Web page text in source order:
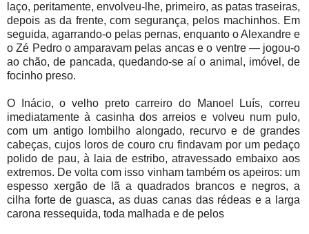
laço, peritamente, envolveu-lhe, primeiro, as patas traseiras,
depois as da frente, com segurança, pelos machinhos. Em
seguida, agarrando-o pelas pernas, enquanto o Alexandre e
o Zé Pedro o amparavam pelas ancas e o ventre — jogou-o
ao chão, de pancada, quedando-se aí o animal, imóvel, de
focinho preso.
O Inácio, o velho preto carreiro do Manoel Luís, correu
imediatamente à casinha dos arreios e volveu num pulo,
com um antigo lombilho alongado, recurvo e de grandes
cabeças, cujos loros de couro cru findavam por um pedaço
polido de pau, à laia de estribo, atravessado embaixo aos
extremos. De volta com isso vinham também os apeiros: um
espesso xergão de lã a quadrados brancos e negros, a
cilha forte de guasca, as duas canas das rédeas e a larga
carona ressequida, toda malhada e de pelos